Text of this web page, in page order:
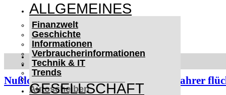
ALLGEMEINES
Finanzwelt
Geschichte
Informationen
Verbraucherinformationen
Technik & IT
Trends
GESELLSCHAFT
WETTERWARNUNGEN
WINTER IM KRAICHGAU
Lifehacks für vereiste
Autoscheiben
Nußloch: Fahrzeug überschlägt sich, Fahrer